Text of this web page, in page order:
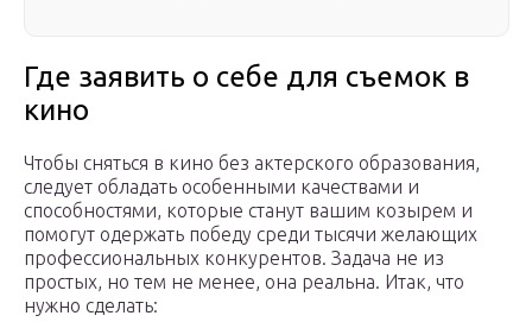
Где заявить о себе для съемок в
кино
Чтобы сняться в кино без актерского образования,
следует обладать особенными качествами и
способностями, которые станут вашим козырем и
помогут одержать победу среди тысячи желающих
профессиональных конкурентов. Задача не из
простых, но тем не менее, она реальна. Итак, что
нужно сделать: